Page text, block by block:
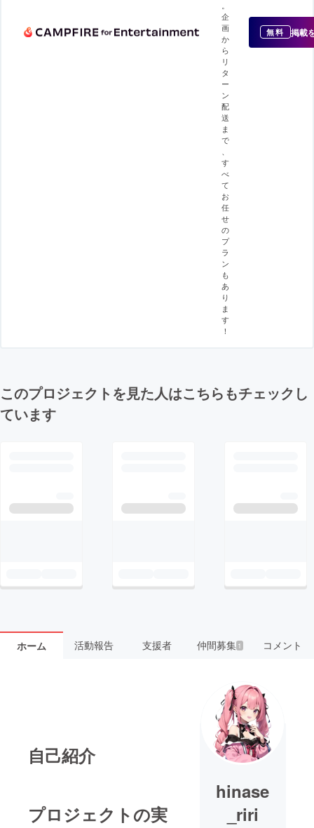
企
画
か
ら
リ
タ
ー
ン
配
送
ま
で
す
べ
て
お
任
せ
の
プ
ラ
ン
も
あ
り
ま
す
！
無料 掲載
このプロジェクトを見た人はこちらもチェックし
ています
ホーム 活動報告 支援者 仲間募集 1 コメント
自己紹介
プロジェクトの実
hinase
_riri